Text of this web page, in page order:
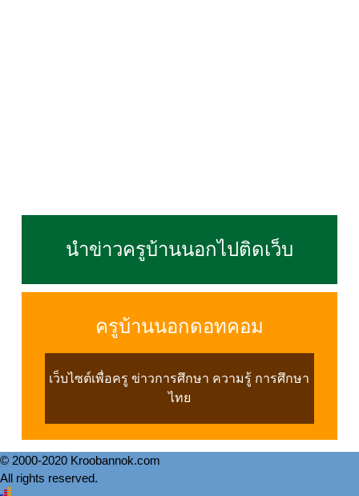
นำข่าวครูบ้านนอกไปติดเว็บ
ครูบ้านนอกดอทคอม
เว็บไซต์เพื่อครู ข่าวการศึกษา ความรู้ การศึกษา
ไทย
© 2000-2020 Kroobannok.com
All rights reserved.